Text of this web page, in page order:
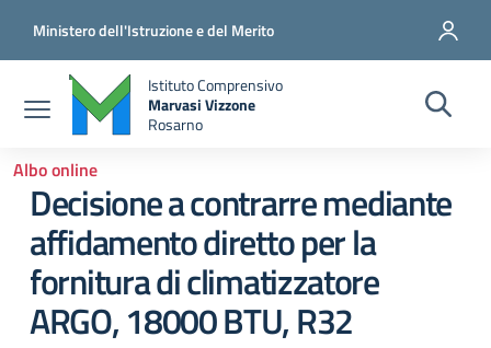
Ministero dell'Istruzione e del Merito
Istituto Comprensivo
Marvasi Vizzone
Rosarno
Albo online
Decisione a contrarre mediante
affidamento diretto per la
fornitura di climatizzatore
ARGO, 18000 BTU, R32